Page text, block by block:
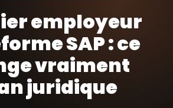
employeur
SAP : ce
vraiment
juridique